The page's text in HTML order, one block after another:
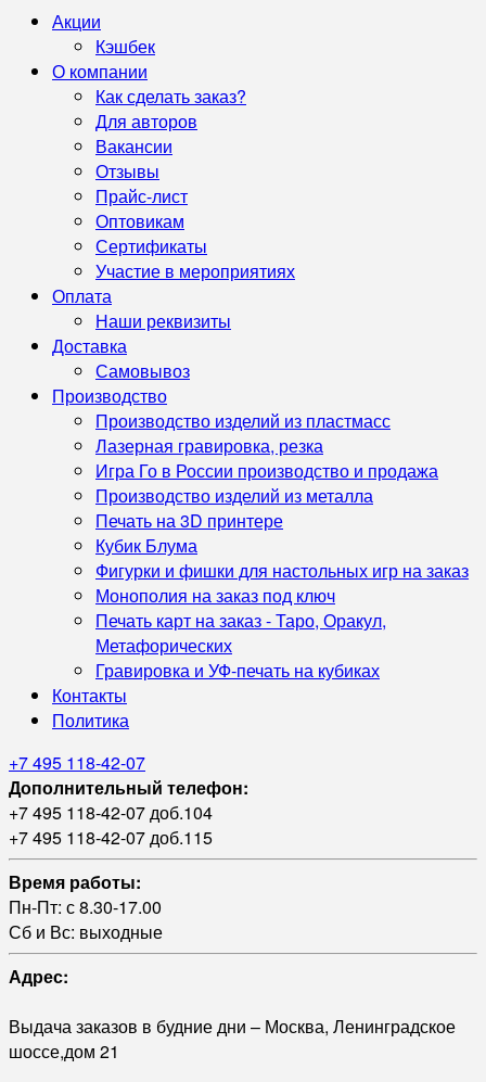
Акции
Кэшбек
О компании
Как сделать заказ?
Для авторов
Вакансии
Отзывы
Прайс-лист
Оптовикам
Сертификаты
Участие в мероприятиях
Оплата
Наши реквизиты
Доставка
Самовывоз
Производство
Производство изделий из пластмасс
Лазерная гравировка, резка
Игра Го в России производство и продажа
Производство изделий из металла
Печать на 3D принтере
Кубик Блума
Фигурки и фишки для настольных игр на заказ
Монополия на заказ под ключ
Печать карт на заказ - Таро, Оракул,
Метафорических
Гравировка и УФ‑печать на кубиках
Контакты
Политика
+7 495 118-42-07
Дополнительный телефон:
+7 495 118-42-07 доб.104
+7 495 118-42-07 доб.115
Время работы:
Пн-Пт: с 8.30-17.00
Сб и Вс: выходные
Адрес:
Выдача заказов в будние дни – Москва, Ленинградское
шоссе,дом 21